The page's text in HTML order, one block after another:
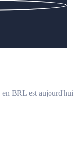
BRL est aujourd'hui